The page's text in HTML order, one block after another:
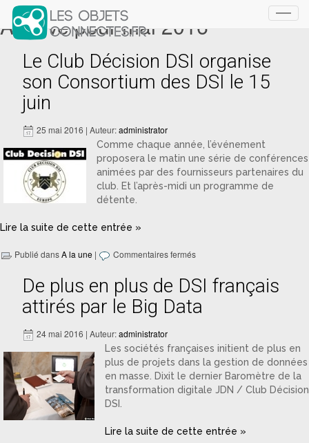
Archive pour mai 2016
Le Club Décision DSI organise
son Consortium des DSI le 15
juin
25 mai 2016 | Auteur:administrator
Comme chaque année, l’événement
proposera le matin une série de conférences
animées par des fournisseurs partenaires du
club. Et l’après-midi un programme de
détente.
Lire la suite de cette entrée »
Publié dansA la une | Commentaires fermés
De plus en plus de DSI français
attirés par le Big Data
24 mai 2016 | Auteur:administrator
Les sociétés françaises initient de plus en
plus de projets dans la gestion de données
en masse. Dixit le dernier Baromètre de la
transformation digitale JDN / Club Décision
DSI.
Lire la suite de cette entrée »